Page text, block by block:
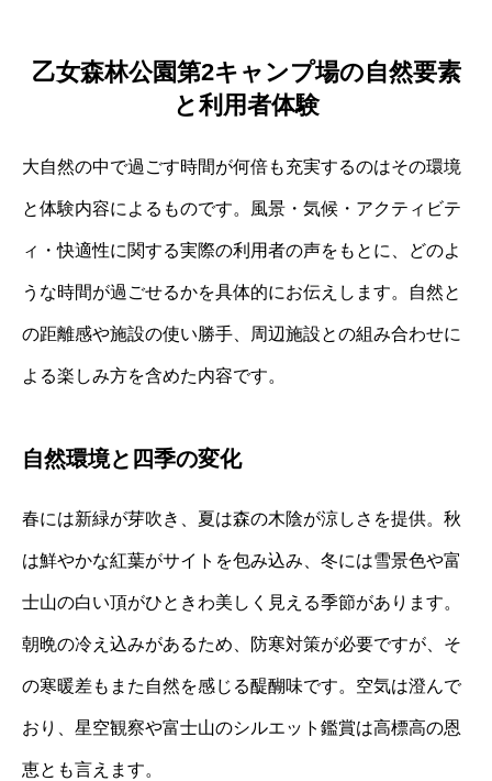
乙女森林公園第2キャンプ場の自然要素
と利用者体験
大自然の中で過ごす時間が何倍も充実するのはその環境
と体験内容によるものです。風景・気候・アクティビテ
ィ・快適性に関する実際の利用者の声をもとに、どのよ
うな時間が過ごせるかを具体的にお伝えします。自然と
の距離感や施設の使い勝手、周辺施設との組み合わせに
よる楽しみ方を含めた内容です。
自然環境と四季の変化
春には新緑が芽吹き、夏は森の木陰が涼しさを提供。秋
は鮮やかな紅葉がサイトを包み込み、冬には雪景色や富
士山の白い頂がひときわ美しく見える季節があります。
朝晩の冷え込みがあるため、防寒対策が必要ですが、そ
の寒暖差もまた自然を感じる醍醐味です。空気は澄んで
おり、星空観察や富士山のシルエット鑑賞は高標高の恩
恵とも言えます。